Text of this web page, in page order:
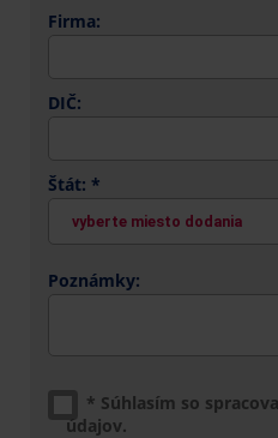
Firma:
DIČ:
Štát: *
Poznámky:
* Súhlasím so
údajov.